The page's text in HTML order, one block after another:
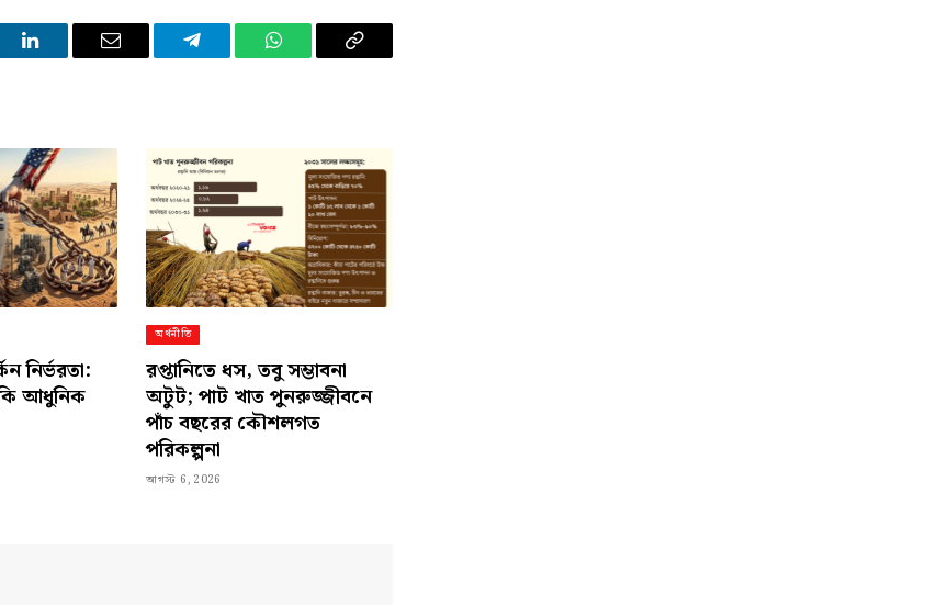
LinkedIn Email Telegram WhatsAppCopy
নির্ভরতা:
আধুনিক
অর্থনীতি
রপ্তানিতে ধস, তবু সম্ভাবনা
অটুট; পাট খাত পুনরুজ্জীবনে
পাঁচ বছরের কৌশলগত
পরিকল্পনা
আগস্ট 6, 2026